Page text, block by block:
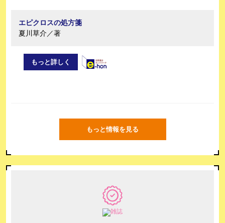
エピクロスの処方箋
夏川草介／著
もっと詳しく
もっと情報を見る